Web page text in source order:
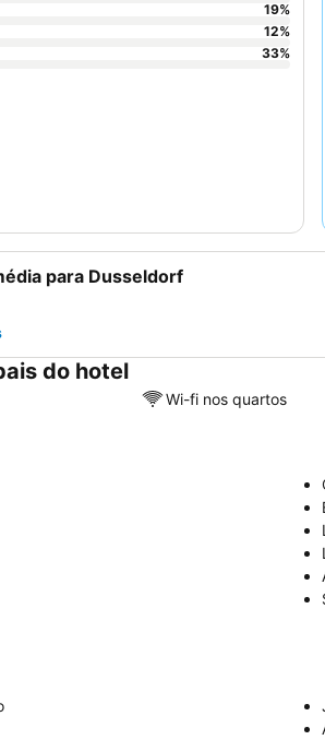
para Dusseldorf
19%
12%
33%
do hotel
Wi-fi nos quartos